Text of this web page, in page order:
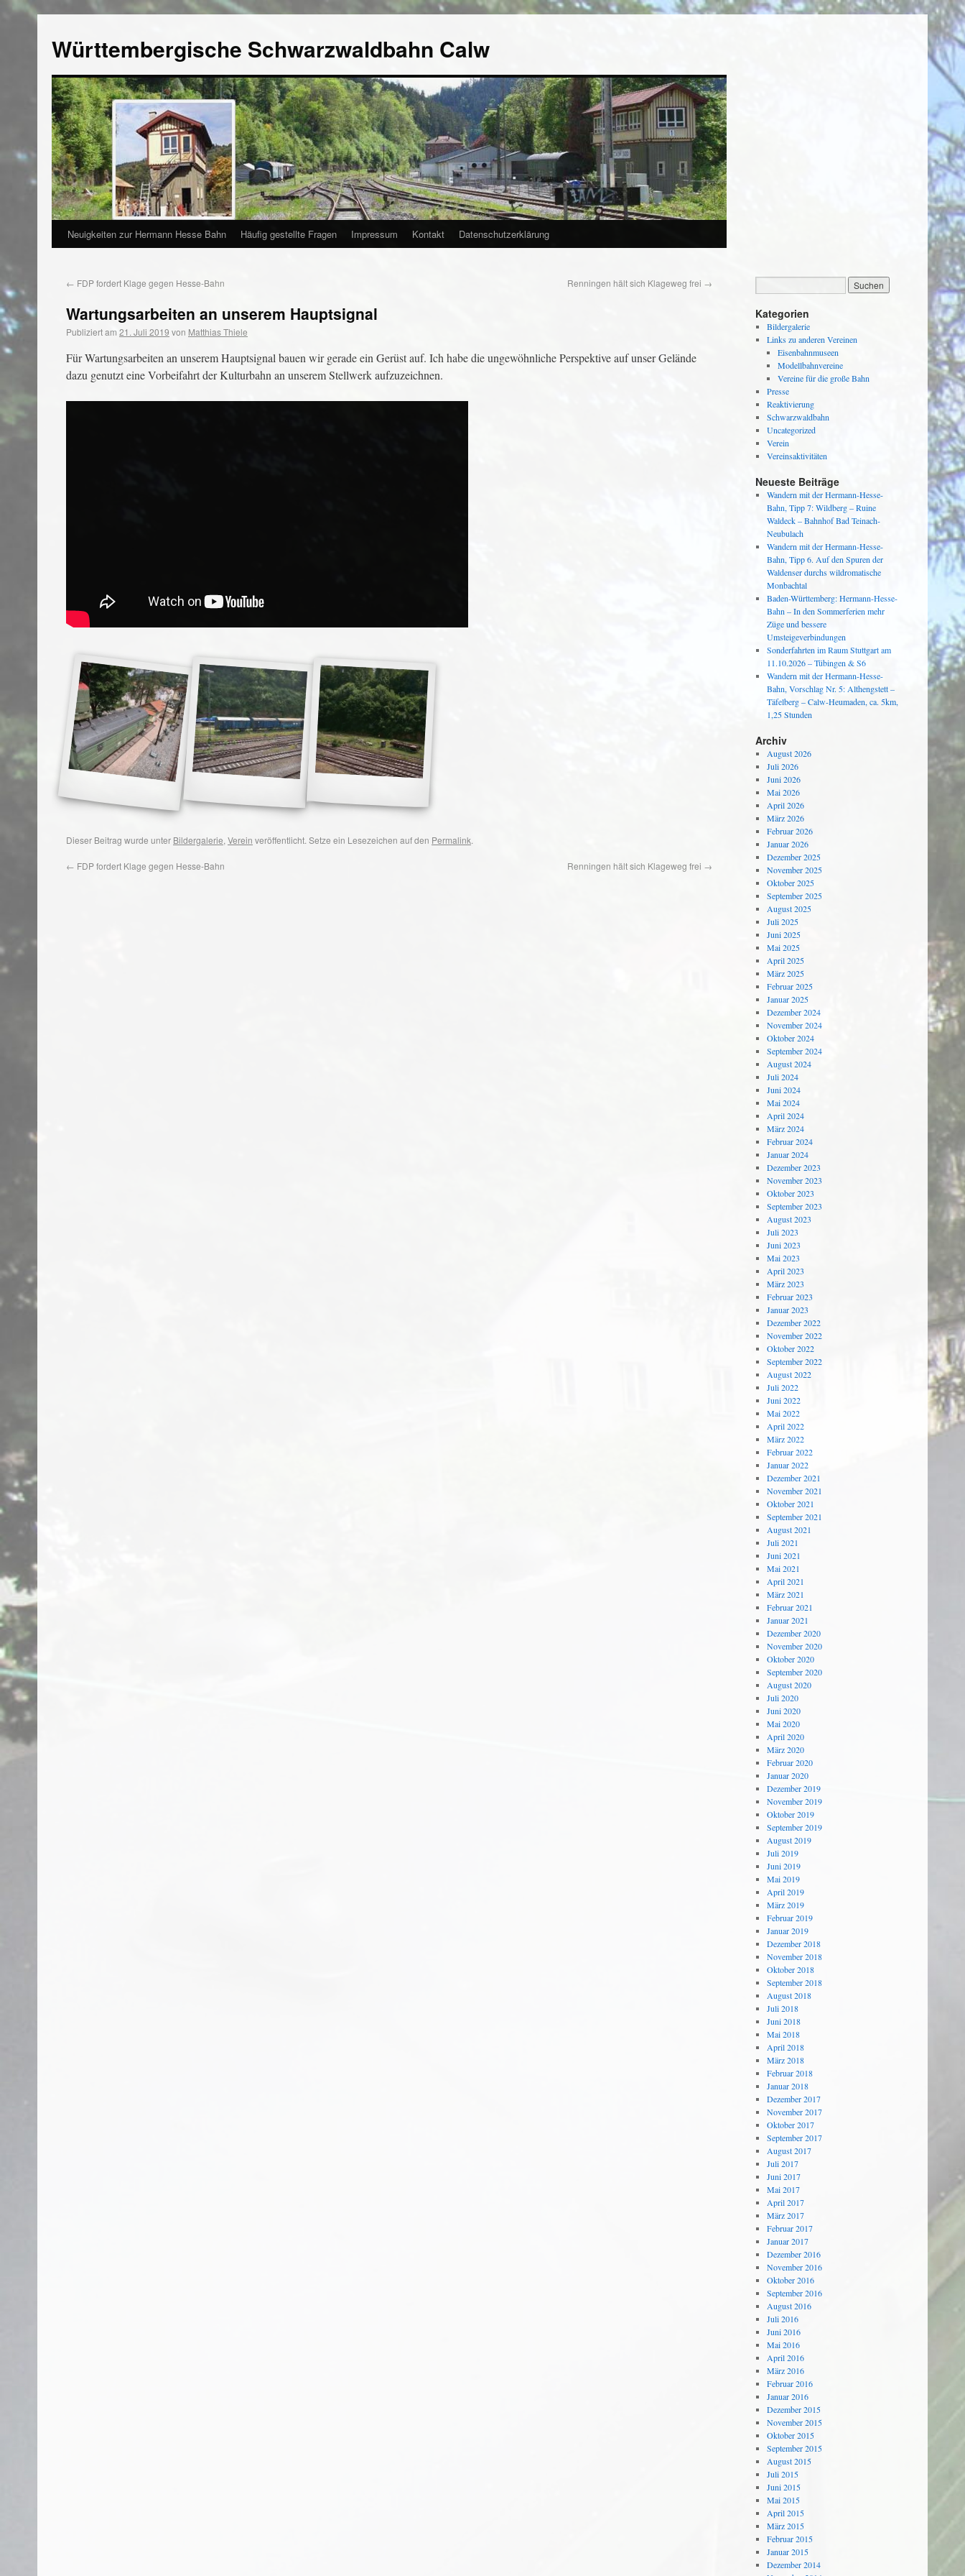
Württembergische Schwarzwaldbahn Calw
Neuigkeiten zur Hermann Hesse Bahn Häufig gestellte Fragen Impressum Kontakt Datenschutzerklärung
← FDP fordert Klage gegen Hesse-Bahn Renningen hält sich Klageweg frei →
Wartungsarbeiten an unserem Hauptsignal
Publiziert am 21. Juli 2019 von Matthias Thiele
Für Wartungsarbeiten an unserem Hauptsignal bauen wir gerade ein Gerüst auf. Ich habe die ungewöhnliche Perspektive auf unser Gelände
dazu genutzt eine Vorbeifahrt der Kulturbahn an unserem Stellwerk aufzuzeichnen.
Dieser Beitrag wurde unter Bildergalerie, Verein veröffentlicht. Setze ein Lesezeichen auf den Permalink.
← FDP fordert Klage gegen Hesse-Bahn Renningen hält sich Klageweg frei →
Kategorien
Bildergalerie
Links zu anderen Vereinen
Eisenbahnmuseen
Modellbahnvereine
Vereine für die große Bahn
Presse
Reaktivierung
Schwarzwaldbahn
Uncategorized
Verein
Vereinsaktivitäten
Neueste Beiträge
Wandern mit der Hermann-Hesse-
Bahn, Tipp 7: Wildberg – Ruine
Waldeck – Bahnhof Bad Teinach-
Neubulach
Wandern mit der Hermann-Hesse-
Bahn, Tipp 6. Auf den Spuren der
Waldenser durchs wildromatische
Monbachtal
Baden-Württemberg: Hermann-Hesse-
Bahn – In den Sommerferien mehr
Züge und bessere
Umsteigeverbindungen
Sonderfahrten im Raum Stuttgart am
11.10.2026 – Tübingen & S6
Wandern mit der Hermann-Hesse-
Bahn, Vorschlag Nr. 5: Althengstett –
Täfelberg – Calw-Heumaden, ca. 5km,
1,25 Stunden
Archiv
August 2026
Juli 2026
Juni 2026
Mai 2026
April 2026
März 2026
Februar 2026
Januar 2026
Dezember 2025
November 2025
Oktober 2025
September 2025
August 2025
Juli 2025
Juni 2025
Mai 2025
April 2025
März 2025
Februar 2025
Januar 2025
Dezember 2024
November 2024
Oktober 2024
September 2024
August 2024
Juli 2024
Juni 2024
Mai 2024
April 2024
März 2024
Februar 2024
Januar 2024
Dezember 2023
November 2023
Oktober 2023
September 2023
August 2023
Juli 2023
Juni 2023
Mai 2023
April 2023
März 2023
Februar 2023
Januar 2023
Dezember 2022
November 2022
Oktober 2022
September 2022
August 2022
Juli 2022
Juni 2022
Mai 2022
April 2022
März 2022
Februar 2022
Januar 2022
Dezember 2021
November 2021
Oktober 2021
September 2021
August 2021
Juli 2021
Juni 2021
Mai 2021
April 2021
März 2021
Februar 2021
Januar 2021
Dezember 2020
November 2020
Oktober 2020
September 2020
August 2020
Juli 2020
Juni 2020
Mai 2020
April 2020
März 2020
Februar 2020
Januar 2020
Dezember 2019
November 2019
Oktober 2019
September 2019
August 2019
Juli 2019
Juni 2019
Mai 2019
April 2019
März 2019
Februar 2019
Januar 2019
Dezember 2018
November 2018
Oktober 2018
September 2018
August 2018
Juli 2018
Juni 2018
Mai 2018
April 2018
März 2018
Februar 2018
Januar 2018
Dezember 2017
November 2017
Oktober 2017
September 2017
August 2017
Juli 2017
Juni 2017
Mai 2017
April 2017
März 2017
Februar 2017
Januar 2017
Dezember 2016
November 2016
Oktober 2016
September 2016
August 2016
Juli 2016
Juni 2016
Mai 2016
April 2016
März 2016
Februar 2016
Januar 2016
Dezember 2015
November 2015
Oktober 2015
September 2015
August 2015
Juli 2015
Juni 2015
Mai 2015
April 2015
März 2015
Februar 2015
Januar 2015
Dezember 2014